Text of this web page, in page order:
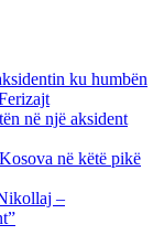
ku humbën
në një aksident
në këtë pikë
–